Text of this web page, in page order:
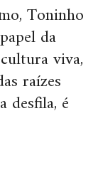
Toninho
da
viva,
raízes
desfila, é